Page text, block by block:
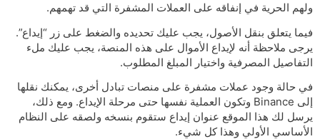
ولهم الحرية في إنفاقه على العملات المشفرة التي قد تهمهم.
فيما يتعلق بنقل الأصول، يجب عليك تحديده والضغط على زر “إيداع”.
يرجى ملاحظة أنه لإيداع الأموال على هذه المنصة، يجب عليك ملء
التفاصيل المصرفية واختيار المبلغ المطلوب.
في حالة وجود عملات مشفرة على منصات تبادل أخرى، يمكنك نقلها
إلى Binance وتكون العملية نفسها حتى مرحلة الإيداع. ومع ذلك،
يرسل لك هذا الموقع عنوان إيداع ستقوم بنسخه ولصقه على النظام
الأساسي الأولي وهذا كل شيء.